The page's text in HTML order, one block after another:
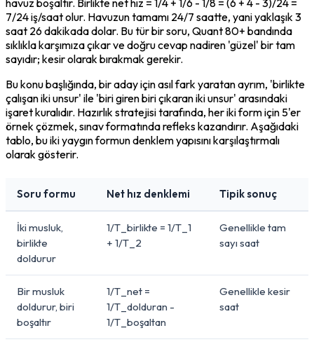
7/24 iş/saat olur. Havuzun tamamı 24/7 saatte, yani yaklaşık 3
saat 26 dakikada dolar. Bu tür bir soru, Quant 80+ bandında
sıklıkla karşımıza çıkar ve doğru cevap nadiren 'güzel' bir tam
sayıdır; kesir olarak bırakmak gerekir.
Bu konu başlığında, bir aday için asıl fark yaratan ayrım, 'birlikte
çalışan iki unsur' ile 'biri giren biri çıkaran iki unsur' arasındaki
işaret kuralıdır. Hazırlık stratejisi tarafında, her iki form için 5'er
örnek çözmek, sınav formatında refleks kazandırır. Aşağıdaki
tablo, bu iki yaygın formun denklem yapısını karşılaştırmalı
olarak gösterir.
Soru formu Net hız denklemi Tipik sonuç
İki musluk,
birlikte
doldurur
1/T_birlikte = 1/T_1
+ 1/T_2
Genellikle tam
sayı saat
Bir musluk
doldurur, biri
boşaltır
1/T_net =
1/T_dolduran -
1/T_boşaltan
Genellikle kesir
saat